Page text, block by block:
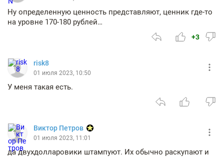
Ну определенную ценность представляют, ценник где-то
на уровне 170-180 рублей…
+3
risk8
01 июля 2023, 10:50
У меня такая есть.
Виктор Петров
01 июля 2023, 11:01
да двухдолларовики штампуют. Их обычно раскупают и